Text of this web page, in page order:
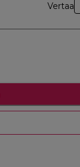
Vertaa